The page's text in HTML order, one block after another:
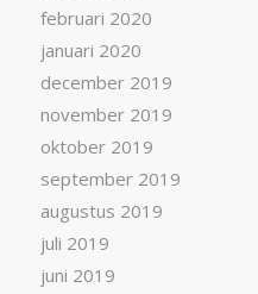
februari 2020
januari 2020
december 2019
november 2019
oktober 2019
september 2019
augustus 2019
juli 2019
juni 2019